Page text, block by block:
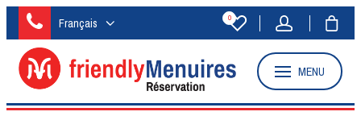
Français 0
MENU